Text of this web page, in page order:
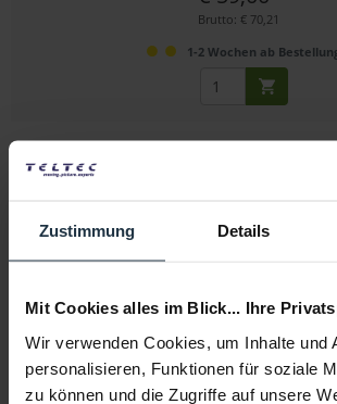
Zustimmung Details
Mit Cookies alles im Blick... Ihre
Wir verwenden Cookies, um Inhalte und
personalisieren, Funktionen für soziale
zu können und die Zugriffe auf unsere
Brutto: € 70,21
1-2 Wochen ab
Nanlite T12-1-BHP Halterung mit
Leuchtenhalterung mit
Artikelnummer: 12302321